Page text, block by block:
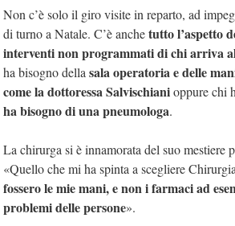
Non c’è solo il giro visite in reparto, ad
di turno a Natale. C’è anchetutto l’aspetto
interventi non programmati di chi arriva
ha bisogno della sala operatoria e delle
come la dottoressa Salvischianioppure chi
ha bisogno di una pneumologa.
La chirurga si è innamorata del suo mestiere
«Quello che mi ha spinta a scegliere
fossero le mie mani, e non i farmaci ad
problemi delle persone».